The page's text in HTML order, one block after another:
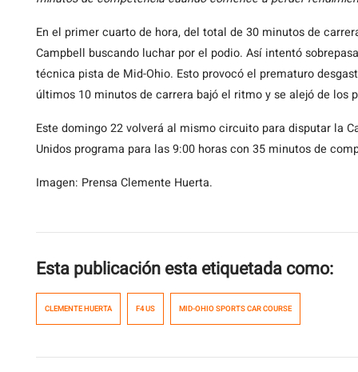
En el primer cuarto de hora, del total de 30 minutos de
Campbell buscando luchar por el podio. Así intentó
técnica pista de Mid-Ohio. Esto provocó el prematuro
últimos 10 minutos de carrera bajó el ritmo y se alejó de los
Este domingo 22 volverá al mismo circuito para disputar la
Unidos programa para las 9:00 horas con 35 minutos de
Imagen: Prensa Clemente Huerta.
Esta publicación esta etiquetada como:
CLEMENTE HUERTA F4 US MID-OHIO SPORTS CAR COURSE